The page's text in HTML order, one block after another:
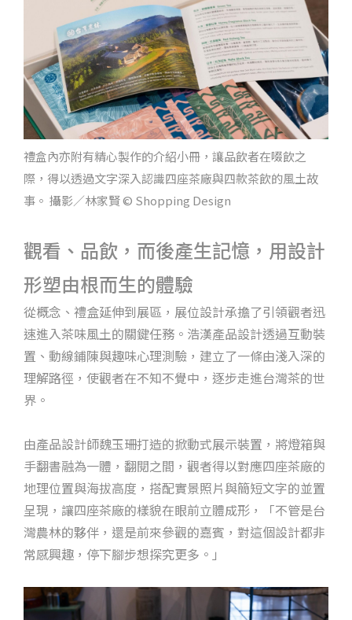
禮盒內亦附有精心製作的介紹小冊，讓品飲者在啜飲之
際，得以透過文字深入認識四座茶廠與四款茶飲的風土故
事。 攝影／林家賢 © Shopping Design
觀看、品飲，而後產生記憶，用設計
形塑由根而生的體驗
從概念、禮盒延伸到展區，展位設計承擔了引領觀者迅
速進入茶味風土的關鍵任務。浩漢產品設計透過互動裝
置、動線鋪陳與趣味心理測驗，建立了一條由淺入深的
理解路徑，使觀者在不知不覺中，逐步走進台灣茶的世
界。
由產品設計師魏玉珊打造的掀動式展示裝置，將燈箱與
手翻書融為一體，翻閱之間，觀者得以對應四座茶廠的
地理位置與海拔高度，搭配實景照片與簡短文字的並置
呈現，讓四座茶廠的樣貌在眼前立體成形，「不管是台
灣農林的夥伴，還是前來參觀的嘉賓，對這個設計都非
常感興趣，停下腳步想探究更多。」